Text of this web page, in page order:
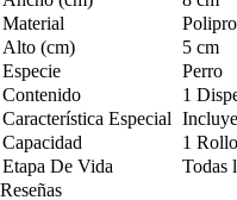
Material
Alto (cm)
5 cm
Especie
Perro
Contenido
1
Característica Especial
Capacidad
1
Etapa De Vida
Todas
Reseñas